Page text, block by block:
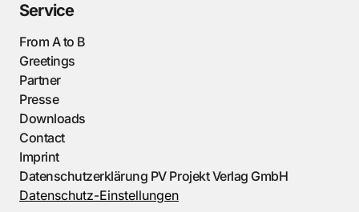
Service
From A to B
Greetings
Partner
Presse
Downloads
Contact
Imprint
Datenschutzerklärung PV Projekt Verlag GmbH
Datenschutz-Einstellungen